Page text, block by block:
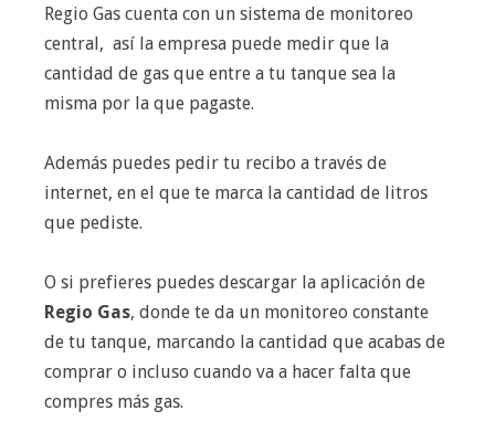
Regio Gas cuenta con un sistema de monitoreo
central, así la empresa puede medir que la
cantidad de gas que entre a tu tanque sea la
misma por la que pagaste.
Además puedes pedir tu recibo a través de
internet, en el que te marca la cantidad de litros
que pediste.
O si prefieres puedes descargar la aplicación de
Regio Gas, donde te da un monitoreo constante
de tu tanque, marcando la cantidad que acabas de
comprar o incluso cuando va a hacer falta que
compres más gas.